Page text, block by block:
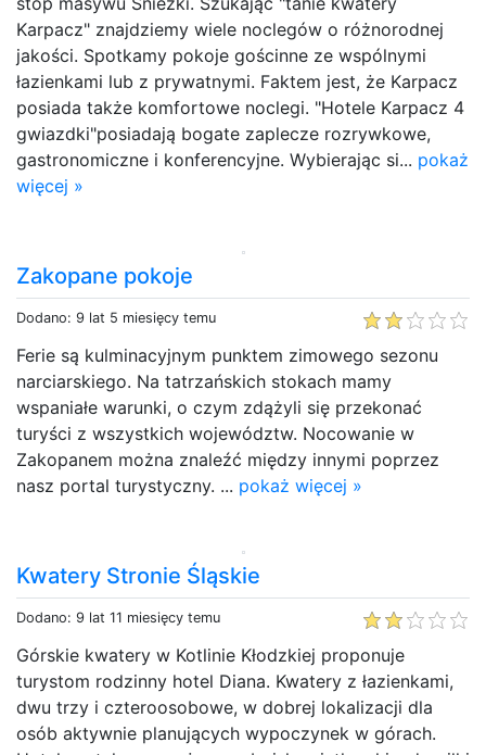
Karpacz" znajdziemy wiele noclegów o różnorodnej
jakości. Spotkamy pokoje gościnne ze wspólnymi
łazienkami lub z prywatnymi. Faktem jest, że Karpacz
posiada także komfortowe noclegi. "Hotele Karpacz 4
gwiazdki"posiadają bogate zaplecze rozrywkowe,
gastronomiczne i konferencyjne. Wybierając si... pokaż
więcej »
Zakopane pokoje
Dodano: 9 lat 5 miesięcy temu
Ferie są kulminacyjnym punktem zimowego sezonu
narciarskiego. Na tatrzańskich stokach mamy
wspaniałe warunki, o czym zdążyli się przekonać
turyści z wszystkich województw. Nocowanie w
Zakopanem można znaleźć między innymi poprzez
nasz portal turystyczny. ... pokaż więcej »
Kwatery Stronie Śląskie
Dodano: 9 lat 11 miesięcy temu
Górskie kwatery w Kotlinie Kłodzkiej proponuje
turystom rodzinny hotel Diana. Kwatery z łazienkami,
dwu trzy i czteroosobowe, w dobrej lokalizacji dla
osób aktywnie planujących wypoczynek w górach.